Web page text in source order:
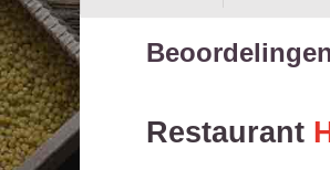
Restaurant